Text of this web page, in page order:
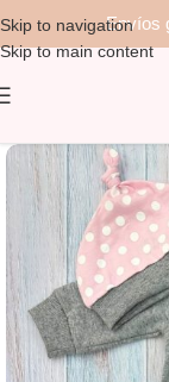
Skip to navigation
Skip to main content
Envíos